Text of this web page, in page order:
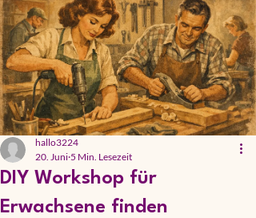
DIY Workshop für
Erwachsene finden
hallo3224
20. Juni 5 Min. Lesezeit